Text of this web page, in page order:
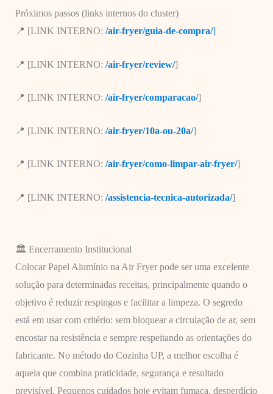
Próximos passos (links internos do cluster)
📍 [LINK INTERNO: /air-fryer/guia-de-compra/]
📍 [LINK INTERNO: /air-fryer/review/]
📍 [LINK INTERNO: /air-fryer/comparacao/]
📍 [LINK INTERNO: /air-fryer/10a-ou-20a/]
📍 [LINK INTERNO: /air-fryer/como-limpar-air-fryer/]
📍 [LINK INTERNO: /assistencia-tecnica-autorizada/]
🏛️ Encerramento Institucional
Colocar Papel Alumínio na Air Fryer pode ser uma excelente
solução para determinadas receitas, principalmente quando o
objetivo é reduzir respingos e facilitar a limpeza. O segredo
está em usar com critério: sem bloquear a circulação de ar, sem
encostar na resistência e sempre respeitando as orientações do
fabricante. No método do Cozinha UP, a melhor escolha é
aquela que combina praticidade, segurança e resultado
previsível. Pequenos cuidados hoje evitam fumaça, desperdício